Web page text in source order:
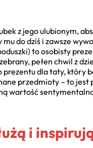
z jego ulubionym,
do dziś i zawsze
to osobisty
pełen chwil z
dla taty, który
przedmioty – to
wartość
i